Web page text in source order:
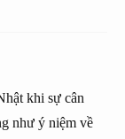
khi sự cân
như ý niệm về